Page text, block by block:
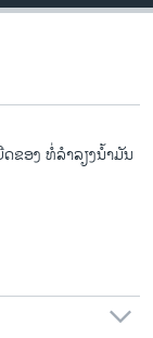
ຂອງ ທໍ່ລໍາລຽງນໍ້າມັນ